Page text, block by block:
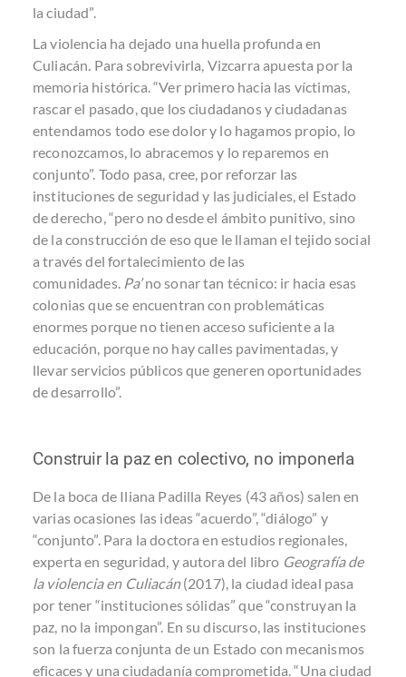
la ciudad”.
La violencia ha dejado una huella profunda en
Culiacán. Para sobrevivirla, Vizcarra apuesta por la
memoria histórica. “Ver primero hacia las víctimas,
rascar el pasado, que los ciudadanos y ciudadanas
entendamos todo ese dolor y lo hagamos propio, lo
reconozcamos, lo abracemos y lo reparemos en
conjunto”. Todo pasa, cree, por reforzar las
instituciones de seguridad y las judiciales, el Estado
de derecho, “pero no desde el ámbito punitivo, sino
de la construcción de eso que le llaman el tejido social
a través del fortalecimiento de las
comunidades. Pa’no sonar tan técnico: ir hacia esas
colonias que se encuentran con problemáticas
enormes porque no tienen acceso suficiente a la
educación, porque no hay calles pavimentadas, y
llevar servicios públicos que generen oportunidades
de desarrollo”.
Construir la paz en colectivo, no imponerla
De la boca de Iliana Padilla Reyes (43 años) salen en
varias ocasiones las ideas “acuerdo”, “diálogo” y
“conjunto”. Para la doctora en estudios regionales,
experta en seguridad, y autora del libro Geografía de
la violencia en Culiacán(2017), la ciudad ideal pasa
por tener “instituciones sólidas” que “construyan la
paz, no la impongan”. En su discurso, las instituciones
son la fuerza conjunta de un Estado con mecanismos
eficaces y una ciudadanía comprometida. “Una ciudad